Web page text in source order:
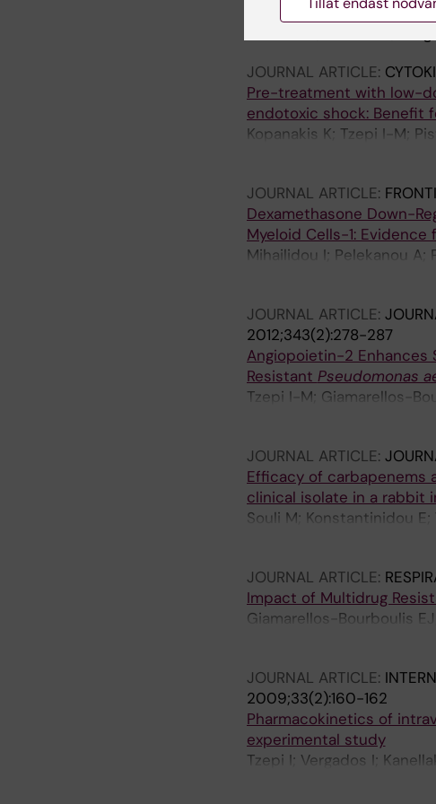
Experimental
JOURNAL ARTICLE:
Pre-treatment with low-
endotoxic shock: Benefit
Kopanakis K; Tzepi I-M;
JOURNAL ARTICLE:
Dexamethasone Down-
Myeloid Cells-1:
Mihailidou I; Pelekanou A;
JOURNAL ARTICLE:
2012;343(2):278-287
Angiopoietin-2 Enhances
Resistant Pseudomonas
Tzepi I-M; Giamarellos-
Pelekanou A; Kotsaki A;
JOURNAL ARTICLE:
Efficacy of carbapenems
clinical isolate in a rabbit
Souli M; Konstantinidou E;
JOURNAL ARTICLE:
Impact of Multidrug
Giamarellos-Bourboulis
JOURNAL ARTICLE:
2009;33(2):160-162
Pharmacokinetics of
experimental study
Tzepi I; Vergados I;